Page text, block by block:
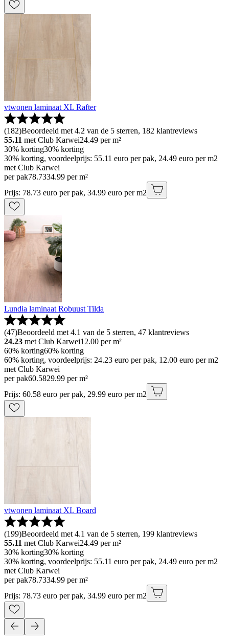
vtwonen laminaat XL Rafter
(182)Beoordeeld met 4.2 van de 5 sterren, 182 klantreviews
55.11 met Club Karwei24.49 per m²
30% korting30% korting
30% korting, voordeelprijs: 55.11 euro per pak, 24.49 euro per m2
met Club Karwei
per pak78.7334.99 per m²
Prijs: 78.73 euro per pak, 34.99 euro per m2
Lundia laminaat Robuust Tilda
(47)Beoordeeld met 4.1 van de 5 sterren, 47 klantreviews
24.23 met Club Karwei12.00 per m²
60% korting60% korting
60% korting, voordeelprijs: 24.23 euro per pak, 12.00 euro per m2
met Club Karwei
per pak60.5829.99 per m²
Prijs: 60.58 euro per pak, 29.99 euro per m2
vtwonen laminaat XL Board
(199)Beoordeeld met 4.1 van de 5 sterren, 199 klantreviews
55.11 met Club Karwei24.49 per m²
30% korting30% korting
30% korting, voordeelprijs: 55.11 euro per pak, 24.49 euro per m2
met Club Karwei
per pak78.7334.99 per m²
Prijs: 78.73 euro per pak, 34.99 euro per m2